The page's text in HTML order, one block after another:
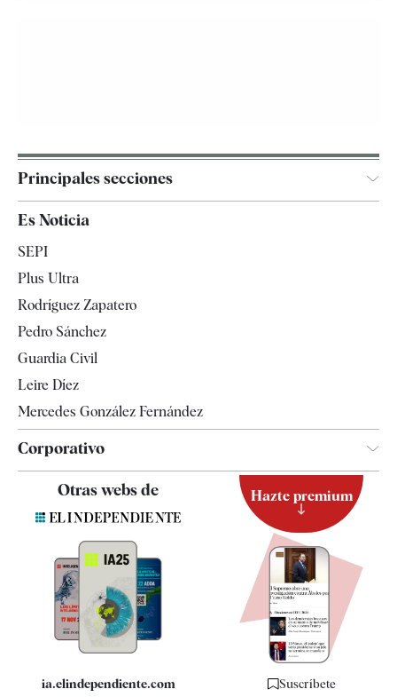
Principales secciones
España
Televisión
Es Noticia
SEPI
Plus Ultra
Rodríguez Zapatero
Pedro Sánchez
Guardia Civil
Leire Díez
Mercedes González Fernández
Corporativo
Contacto
Quiénes somos
Especificaciones
Otras webs de
ia.elindependiente.com
Hazte premium
Suscríbete